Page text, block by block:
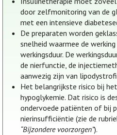
door zelfmonitoring van de
met een intensieve
De preparaten worden
snelheid waarmee de
werkingsduur. De
de nierfunctie, de
aanwezig zijn van
Het belangrijkste risico bij
hypoglykemie. Dat risico is
ondervoede patiënten of bij
nierinsufficiëntie (zie de
“Bijzondere voorzorgen”).